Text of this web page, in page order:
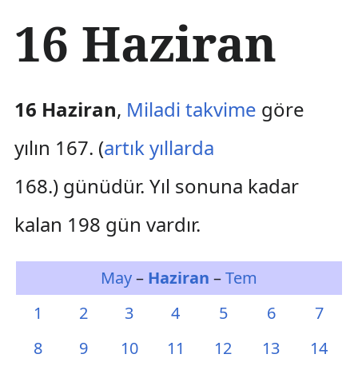
r
e
t
a
16 Haziran
16 Haziran, Miladi takvime göre
yılın 167. (artık yıllarda
168.) günüdür. Yıl sonuna kadar
kalan 198 gün vardır.
May– Haziran –Tem
1
2 3 4 5 6
7
8
9 10 11 12 13
14